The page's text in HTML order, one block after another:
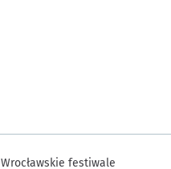
Wrocławskie festiwale